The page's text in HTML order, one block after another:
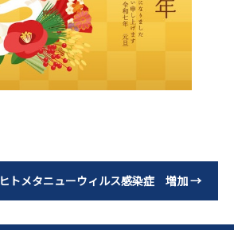
ヒトメタニューウィルス感染症 増加→